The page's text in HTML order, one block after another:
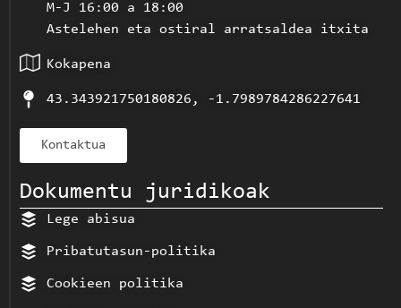
M-J 16:00 a 18:00
Astelehen eta ostiral arratsaldea itxita
Kokapena
43.343921750180826, -1.7989784286227641
Kontaktua
Dokumentu juridikoak
Lege abisua
Pribatutasun-politika
Cookieen politika